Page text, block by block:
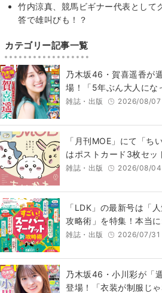
竹内涼真、競馬ビギナー代表として
答で雄叫びも！？
カテゴリー記事一覧
乃木坂46・賀喜遥香が
場！「5年ぶん大人にな
雑誌・出版 2026/08/07
「月刊MOE」にて「ち
はポストカード3枚セッ
雑誌・出版 2026/08/04
「LDK」の最新号は「
攻略術」を特集！本当
雑誌・出版 2026/07/31
乃木坂46・小川彩が「
登場！「衣装が制服じ